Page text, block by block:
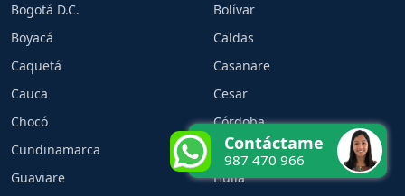
Bogotá D.C.
Bolívar
Boyacá
Caldas
Caquetá
Casanare
Cauca
Cesar
Chocó
Córdoba
Cundinamarca
Guainía
Guaviare
Huila
Contáctame
987 470 966